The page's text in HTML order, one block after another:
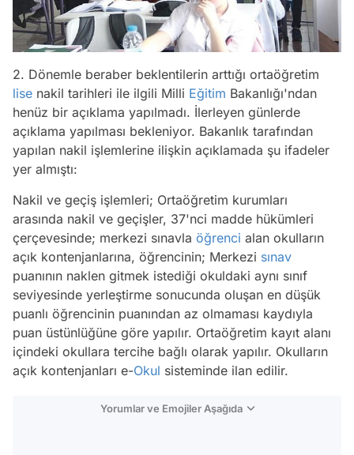
2. Dönemle beraber beklentilerin arttığı ortaöğretim
lise nakil tarihleri ile ilgili Milli Eğitim Bakanlığı'ndan
henüz bir açıklama yapılmadı. İlerleyen günlerde
açıklama yapılması bekleniyor. Bakanlık tarafından
yapılan nakil işlemlerine ilişkin açıklamada şu ifadeler
yer almıştı:
Nakil ve geçiş işlemleri; Ortaöğretim kurumları
arasında nakil ve geçişler, 37'nci madde hükümleri
çerçevesinde; merkezi sınavla öğrenci alan okulların
açık kontenjanlarına, öğrencinin; Merkezi sınav
puanının naklen gitmek istediği okuldaki aynı sınıf
seviyesinde yerleştirme sonucunda oluşan en düşük
puanlı öğrencinin puanından az olmaması kaydıyla
puan üstünlüğüne göre yapılır. Ortaöğretim kayıt alanı
içindeki okullara tercihe bağlı olarak yapılır. Okulların
açık kontenjanları e-Okul sisteminde ilan edilir.
Yorumlar ve Emojiler Aşağıda